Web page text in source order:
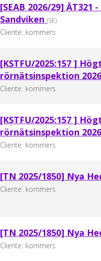
[SEAB 2026/29]
Sandviken(SE)
Cliente: kommers
[KSTFU/2025:157 ]
rörnätsinspektion
Cliente: kommers
[KSTFU/2025:157 ]
rörnätsinspektion
Cliente: kommers
[TN 2025/1850] Nya
Cliente: kommers
[TN 2025/1850] Nya
Cliente: kommers